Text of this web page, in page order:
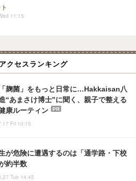
11:15
クセスランキング
麹菌」をもっと日常に…Hakkaisan八
“あまさけ博士”に聞く、親子で整える
康ルーティン
PR
Fri 10:15
が危険に遭遇するのは「通学路・下校
約半数
Tue 14:45